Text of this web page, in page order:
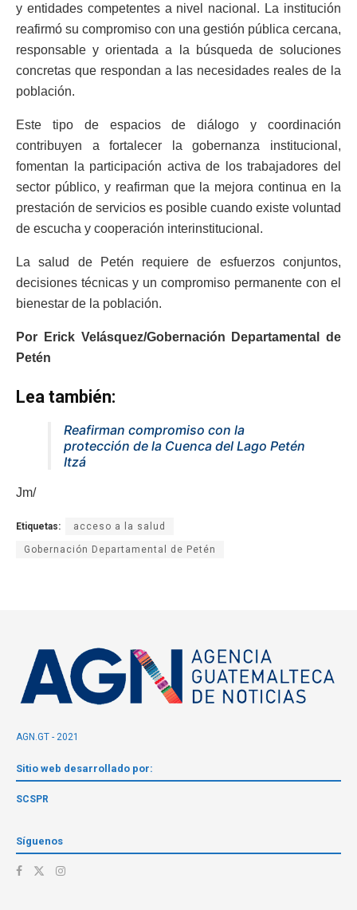
y entidades competentes a nivel nacional. La institución
reafirmó su compromiso con una gestión pública cercana,
responsable y orientada a la búsqueda de soluciones
concretas que respondan a las necesidades reales de la
población.
Este tipo de espacios de diálogo y coordinación
contribuyen a fortalecer la gobernanza institucional,
fomentan la participación activa de los trabajadores del
sector público, y reafirman que la mejora continua en la
prestación de servicios es posible cuando existe voluntad
de escucha y cooperación interinstitucional.
La salud de Petén requiere de esfuerzos conjuntos,
decisiones técnicas y un compromiso permanente con el
bienestar de la población.
Por Erick Velásquez/Gobernación Departamental de
Petén
Lea también:
Reafirman compromiso con la
protección de la Cuenca del Lago Petén
Itzá
Jm/
Etiquetas: acceso a la salud
Gobernación Departamental de Petén
AGN.GT - 2021
Sitio web desarrollado por:
SCSPR
Síguenos